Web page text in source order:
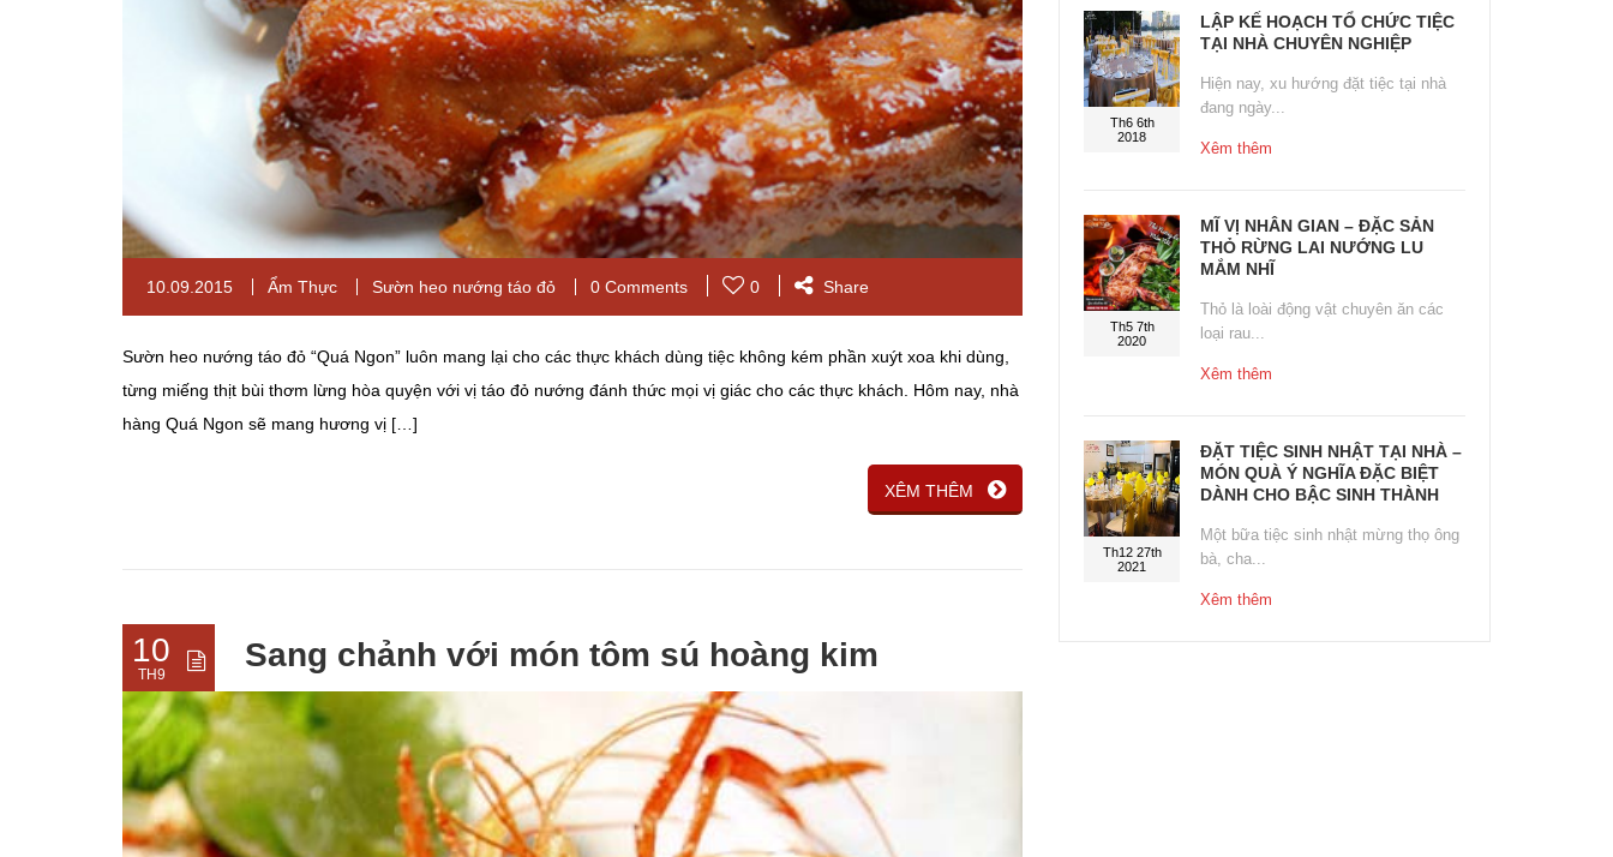
10.09.2015 Ẩm Thực Sườn heo nướng táo đỏ 0 Comments 0 Share
Sườn heo nướng táo đỏ “Quá Ngon” luôn mang lại cho các thực khách dùng tiệc không kém phần xuýt xoa khi dùng,
từng miếng thịt bùi thơm lừng hòa quyện với vị táo đỏ nướng đánh thức mọi vị giác cho các thực khách. Hôm nay, nhà
hàng Quá Ngon sẽ mang hương vị […]
XÊM THÊM
10
TH9
Sang chảnh với món tôm sú hoàng kim
Th6 6th
2018
LẬP KẾ HOẠCH TỔ CHỨC TIỆC
TẠI NHÀ CHUYÊN NGHIỆP
Hiện nay, xu hướng đặt tiệc tại nhà
đang ngày...
Xêm thêm
Th5 7th
2020
MĨ VỊ NHÂN GIAN – ĐẶC SẢN
THỎ RỪNG LAI NƯỚNG LU
MẮM NHĨ
Thỏ là loài động vật chuyên ăn các
loại rau...
Xêm thêm
Th12 27th
2021
ĐẶT TIỆC SINH NHẬT TẠI NHÀ –
MÓN QUÀ Ý NGHĨA ĐẶC BIỆT
DÀNH CHO BẬC SINH THÀNH
Một bữa tiệc sinh nhật mừng thọ ông
bà, cha...
Xêm thêm